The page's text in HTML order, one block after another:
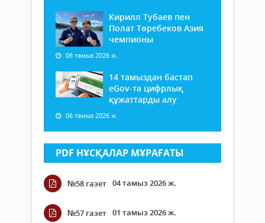
Кирилл Тубаев пен
Полат Төребеков Азия
чемпионы
06 тамыз 2026 ж.
14 тамыздан бастап
еGov-та цифрлық
құжаттарды алу
06 тамыз 2026 ж.
PDF НҰСҚАЛАР МҰРАҒАТЫ
№58 газет 04 тамыз 2026 ж.
№57 газет 01 тамыз 2026 ж.